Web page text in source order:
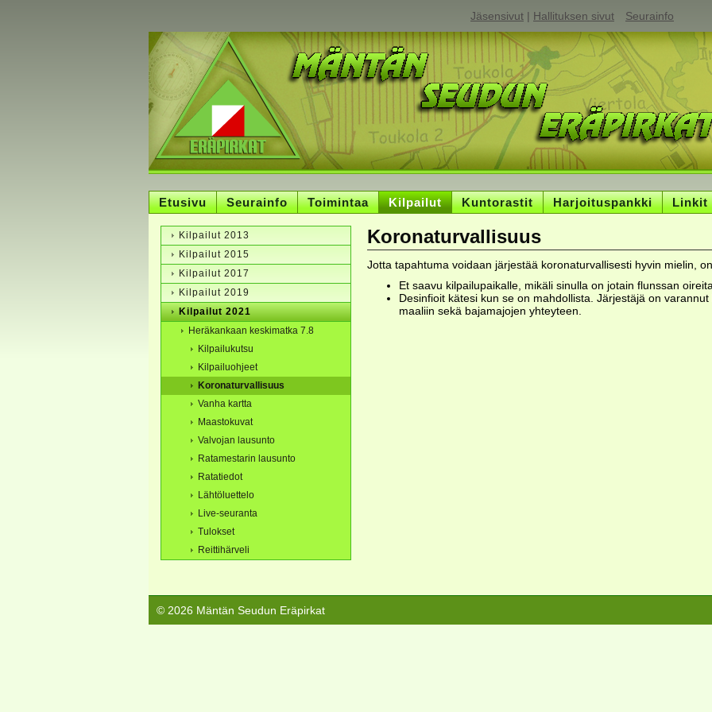
Jäsensivut | Hallituksen sivut Seurainfo
Etusivu Seurainfo Toimintaa Kilpailut Kuntorastit Harjoituspankki Linkit
Koronaturvallisuus
Jotta tapahtuma voidaan järjestää koronaturvallisesti hyvin mielin,
Et saavu kilpailupaikalle, mikäli sinulla on jotain flunssan oireita.
Desinfioit kätesi kun se on mahdollista. Järjestäjä on
maaliin sekä bajamajojen yhteyteen.
Kilpailut 2013
Kilpailut 2015
Kilpailut 2017
Kilpailut 2019
Kilpailut 2021
Heräkankaan keskimatka 7.8
Kilpailukutsu
Kilpailuohjeet
Koronaturvallisuus
Vanha kartta
Maastokuvat
Valvojan lausunto
Ratamestarin lausunto
Ratatiedot
Lähtöluettelo
Live-seuranta
Tulokset
Reittihärveli
© 2026 Mäntän Seudun Eräpirkat